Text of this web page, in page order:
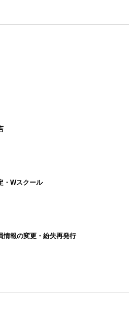
・Wスクール
情報の変更・紛失再発行